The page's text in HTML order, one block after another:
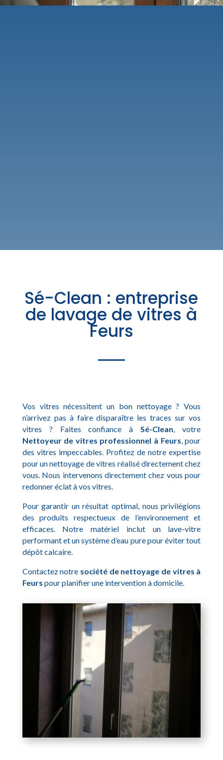
Sé-Clean : entreprise
de lavage de vitres à
Feurs
Vos vitres nécessitent un bon nettoyage ? Vous
n’arrivez pas à faire disparaître les traces sur vos
vitres ? Faites confiance àSé-Clean, votre
Nettoyeur de vitres professionnel à Feurs, pour
des vitres impeccables. Profitez de notre expertise
pour un nettoyage de vitres réalisé directement chez
vous. Nous intervenons directement chez vous pour
redonner éclat à vos vitres.
Pour garantir un résultat optimal, nous privilégions
des produits respectueux de l’environnement et
efficaces. Notre matériel inclut un lave-vitre
performant et un système d’eau pure pour éviter tout
dépôt calcaire.
Contactez notre société de nettoyage de vitres à
Feurs pour planifier une intervention à domicile.